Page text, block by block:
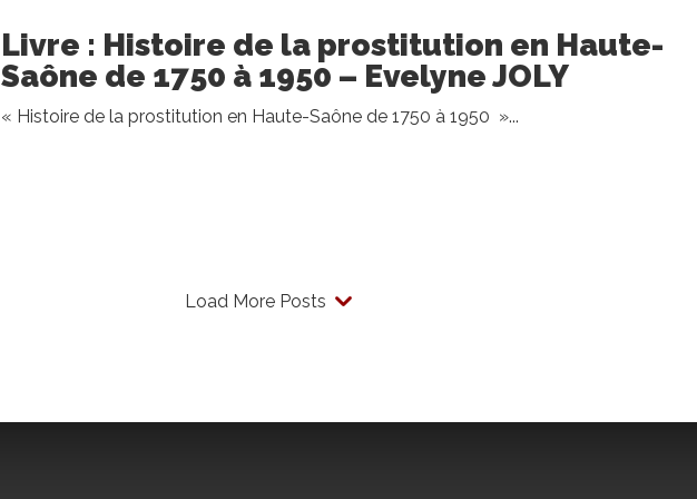
Livre : Histoire de la prostitution en Haute-
Saône de 1750 à 1950 – Evelyne JOLY
« Histoire de la prostitution en Haute-Saône de 1750 à 1950 »...
Load More Posts